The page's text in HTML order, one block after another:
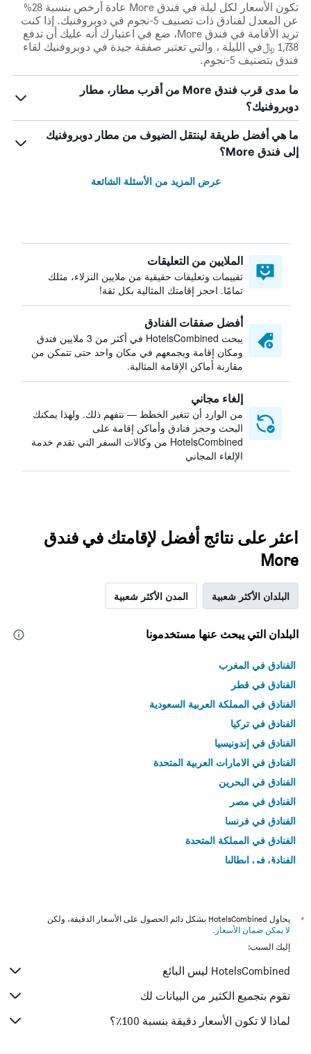
تكون الأسعار لكل ليلة في فندق More عادة أرخص بنسبة 28%
عن المعدل لفنادق ذات تصنيف 5-نجوم في دوبروفنيك. إذا كنت
تريد الأقامة في فندق More، ضع في اعتبارك أنه عليك أن تدفع
1,738 ﷼في الليلة ، والتي تعتبر صفقة جيدة في دوبروفنيك لقاء
فندق بتصنيف 5-نجوم.
ما مدى قرب فندق More من أقرب مطار، مطار
دوبروفنيك؟
ما هي أفضل طريقة لينتقل الضيوف من مطار دوبروفنيك
إلى فندق More؟
عرض المزيد من الأسئلة الشائعة
الملايين من التعليقات
تقييمات وتعليقات حقيقية من ملايين النزلاء، مثلك
تمامًا. احجز إقامتك المثالية بكل ثقة!
أفضل صفقات الفنادق
يبحث HotelsCombined في أكثر من 3 ملايين فندق
ومكان إقامة ويجمعهم في مكان واحد حتى تتمكن من
مقارنة أماكن الإقامة المثالية.
إلغاء مجاني
من الوارد أن تتغير الخطط — نتفهم ذلك. ولهذا يمكنك
البحث وحجز فنادق وأماكن إقامة على
HotelsCombined من وكالات السفر التي تقدم خدمة
الإلغاء المجاني
اعثر على نتائج أفضل لإقامتك في فندق
More
البلدان الأكثر شعبية المدن الأكثر شعبية
البلدان التي يبحث عنها مستخدمونا
الفنادق في المغرب
الفنادق في قطر
الفنادق في المملكة العربية السعودية
الفنادق في تركيا
الفنادق في إندونيسيا
الفنادق في الامارات العربية المتحدة
الفنادق في البحرين
الفنادق في مصر
الفنادق في فرنسا
الفنادق في المملكة المتحدة
الفنادق في إيطاليا
*
يحاول HotelsCombined بشكل دائم الحصول على الأسعار الدقيقة، ولكن
لا يمكن ضمان الأسعار .
إليك السبب:
HotelsCombined ليس البائع
نقوم بتجميع الكثير من البيانات لك
لماذا لا تكون الأسعار دقيقة بنسبة 100٪؟